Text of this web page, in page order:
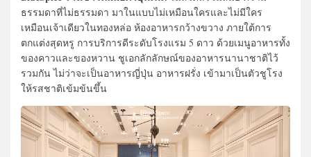
ธรรมดาที่ไม่ธรรมดา มาในแบบไม่เหมือนใครและไม่มีใคร
เหมือนเจ้าเดียวในทองหล่อ ห้องอาหารกว้างขวาง ภายใต้การ
ตกแต่งสุดหรู การบริการดีระดับโรงแรม 5 ดาว ด้วยเมนูอาหารทั้ง
ของคาวและของหวาน ชูเอกลักลักษณ์ของอาหารนานาชาติไว้
รวมกัน ไม่ว่าจะเป็นอาหารญี่ปุ่น อาหารฝรั่ง เข้ามาเป็นตัวชูโรง
ให้รสชาติเข้มข้นขึ้น